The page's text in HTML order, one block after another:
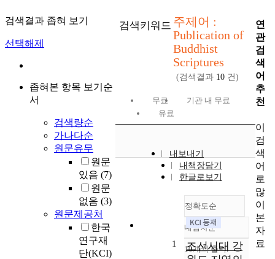
검색결과 좁혀 보기
선택해제
좁혀본 항목 보기순
서
검색량순
가나다순
원문유무
원문
있음 (7)
원문
없음 (3)
원문제공처
한국
연구재
단(KCI)
검색키워드 주제어 :
Publication of
Buddhist
Scriptures
(검색결과 10 건)
무료
기관 내 무료
유료
내보내기
내책장담기
한글로보기
정확도순
정확도
순
내림차순
내림차순
10개씩 출력
1
조선시대 강
연
관
검
색
어
추
천
이
검
색
어
로
많
이
본
자
료